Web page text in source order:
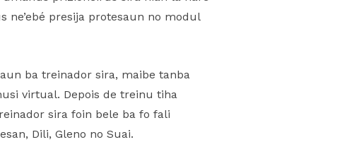
ne’ebé presija protesaun no modul
ba treinador sira, maibe tanba
virtual. Depois de treinu tiha
sira foin bele ba fo fali
Dili, Gleno no Suai.